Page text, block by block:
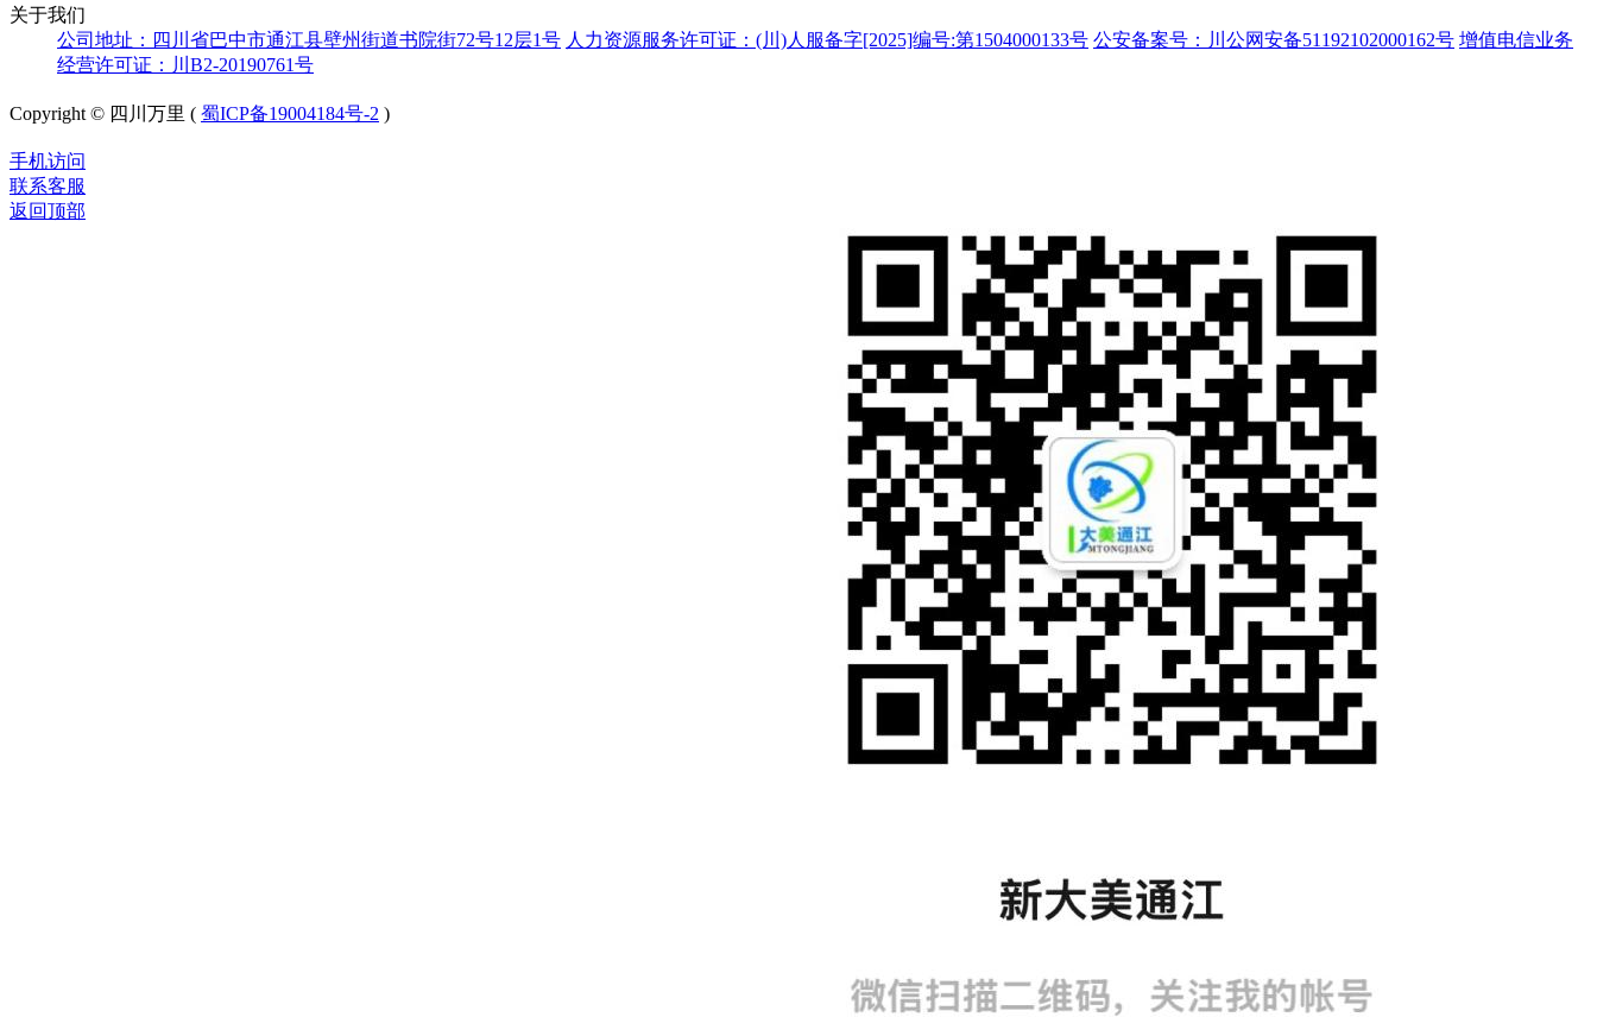
关于我们
公司地址：四川省巴中市通江县壁州街道书院街72号12层1号 人力资源服务许可证：(川)人服备字[2025]编号:第1504000133号 公安备案号：川公网安备51192102000162号 增值电信业务
经营许可证：川B2-20190761号
Copyright © 四川万里 ( 蜀ICP备19004184号-2 )
手机访问
联系客服
返回顶部